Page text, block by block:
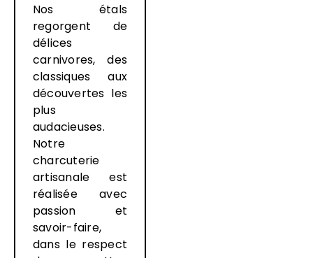
Nos étals
regorgent de
délices
carnivores, des
classiques aux
découvertes les
plus
audacieuses.
Notre
charcuterie
artisanale est
réalisée avec
passion et
savoir-faire,
dans le respect